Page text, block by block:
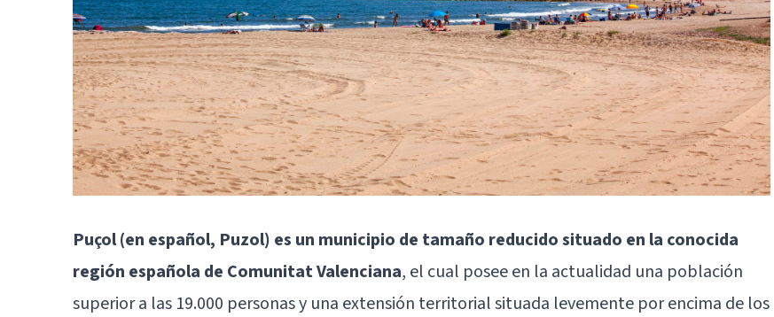
Puçol (en español, Puzol) es un municipio de tamaño reducido situado en la conocida
región española de Comunitat Valenciana, el cual posee en la actualidad una población
superior a las 19.000 personas y una extensión territorial situada levemente por encima de los